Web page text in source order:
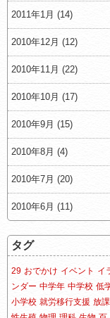
2011年1月 (14)
2010年12月 (12)
2010年11月 (22)
2010年10月 (17)
2010年9月 (15)
2010年8月 (4)
2010年7月 (20)
2010年6月 (11)
タグ
29 おでかけ イベント イ
ンダー 中学年 中学校 低
小学校 就労移行支援 放